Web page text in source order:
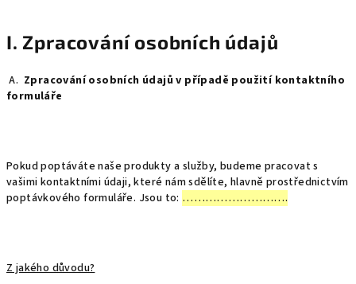
I. Zpracování osobních údajů
A. Zpracování osobních údajů v případě použití kontaktního
formuláře
Pokud poptáváte naše produkty a služby, budeme pracovat s
vašimi kontaktními údaji, které nám sdělíte, hlavně prostřednictvím
poptávkového formuláře. Jsou to: ……………………….
Z jakého důvodu?